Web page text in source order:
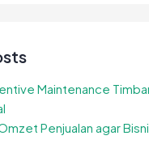
Maintenance
Penjualan agar